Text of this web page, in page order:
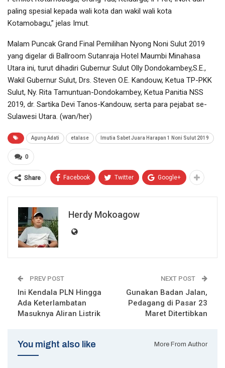
paling spesial kepada wali kota dan wakil wali kota
Kotamobagu,” jelas Imut.
Malam Puncak Grand Final Pemilihan Nyong Noni Sulut 2019
yang digelar di Ballroom Sutanraja Hotel Maumbi Minahasa
Utara ini, turut dihadiri Gubernur Sulut Olly Dondokambey,S.E.,
Wakil Gubernur Sulut, Drs. Steven O.E. Kandouw, Ketua TP-PKK
Sulut, Ny. Rita Tamuntuan-Dondokambey, Ketua Panitia NSS
2019, dr. Sartika Devi Tanos-Kandouw, serta para pejabat se-
Sulawesi Utara. (wan/her)
Agung Adati etalase Imutia Sabet Juara Harapan 1 Noni Sulut 2019
0
Share Facebook Twitter Google+
Herdy Mokoagow
PREV POST
Ini Kendala PLN Hingga
Ada Keterlambatan
Masuknya Aliran Listrik
NEXT POST
Gunakan Badan Jalan,
Pedagang di Pasar 23
Maret Ditertibkan
You might also like More From Author